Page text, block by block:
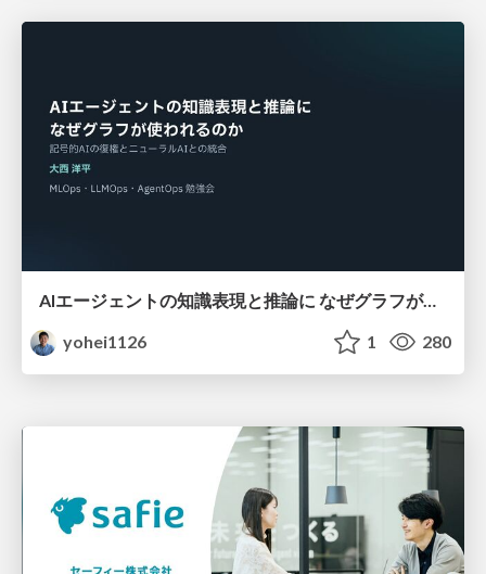
AIエージェントの知識表現と推論に なぜグラフが使われるのか - 記号的AIの復権とニューラルAIとの統合
yohei1126
1 280